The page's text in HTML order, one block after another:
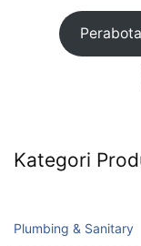
Kategori
Plumbing & Sanitary